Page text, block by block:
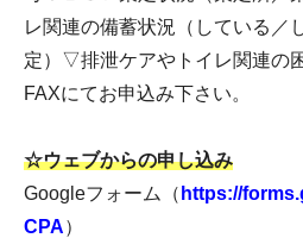
レ関連の備蓄状況（している／
定）▽排泄ケアやトイレ関連
FAXにてお申込み下さい。
☆ウェブからの申し込み
Googleフォーム（ https://
CPA）